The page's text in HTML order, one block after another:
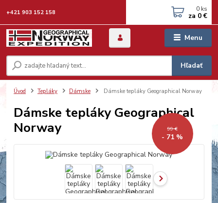
Menu
Hľadať
+421 903 152 158 0 ks
za 0 €
Úvod Tepláky Dámske Dámske tepláky Geographical Norway
Dámske tepláky Geographical
Norway
99 €
- 71 %